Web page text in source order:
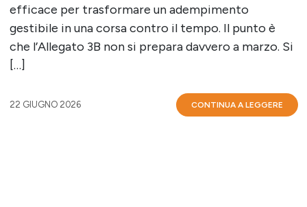
efficace per trasformare un adempimento
gestibile in una corsa contro il tempo. Il punto è
che l’Allegato 3B non si prepara davvero a marzo. Si
[…]
22 GIUGNO 2026 CONTINUA A LEGGERE